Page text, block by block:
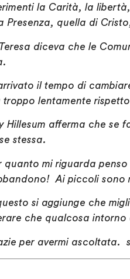
la Carità, la
Presenza, quella di
diceva che le
arrivato il tempo di
troppo lentamente
Hillesum afferma che se
stessa.
quanto mi riguarda
Ai piccoli sono
si aggiunge che
che qualcosa intorno
per avermi ascoltata.